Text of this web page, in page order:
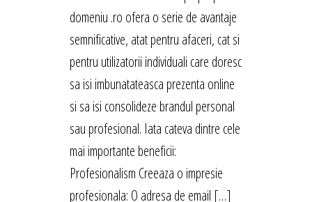
domeniu .ro ofera o serie de avantaje
semnificative, atat pentru afaceri, cat si
pentru utilizatorii individuali care doresc
sa isi imbunatateasca prezenta online
si sa isi consolideze brandul personal
sau profesional. Iata cateva dintre cele
mai importante beneficii:
Profesionalism Creeaza o impresie
profesionala: O adresa de email […]